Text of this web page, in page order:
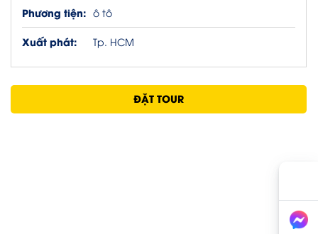
Phương tiện: ô tô
Xuất phát: Tp. HCM
ĐẶT TOUR